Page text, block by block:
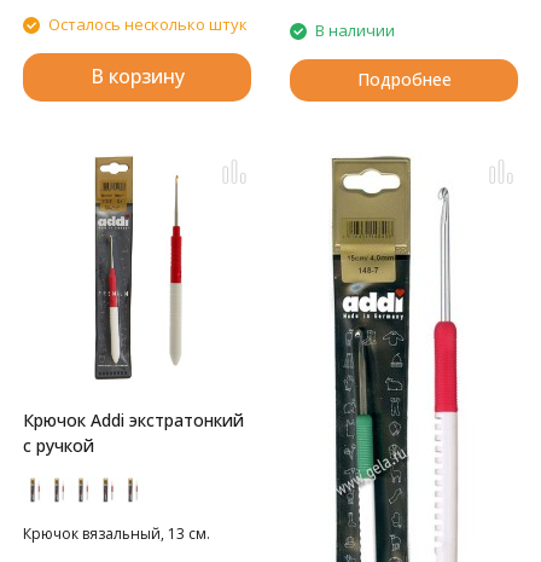
Осталось несколько штук
В корзину
В наличии
Подробнее
Крючок Addi экстратонкий
с ручкой
Крючок вязальный, 13 см.